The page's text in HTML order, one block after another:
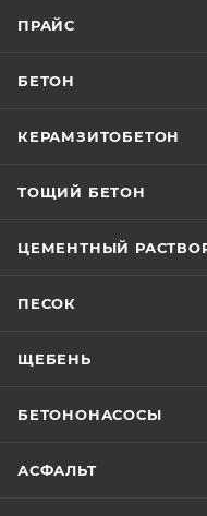
ПРАЙС
БЕТОН
КЕРАМЗИТОБЕТОН
ТОЩИЙ БЕТОН
ЦЕМЕНТНЫЙ
ПЕСОК
ЩЕБЕНЬ
БЕТОНОНАСОСЫ
АСФАЛЬТ